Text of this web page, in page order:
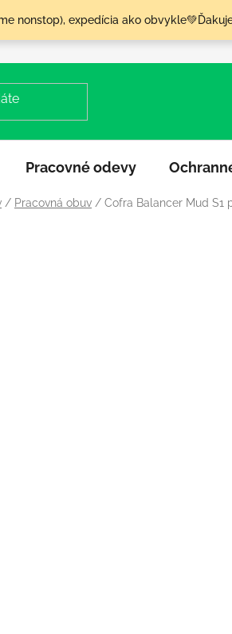
nonstop), expedícia ako
Pracovné odevy
/ Pracovná obuv / Cofra Balancer Mud S1